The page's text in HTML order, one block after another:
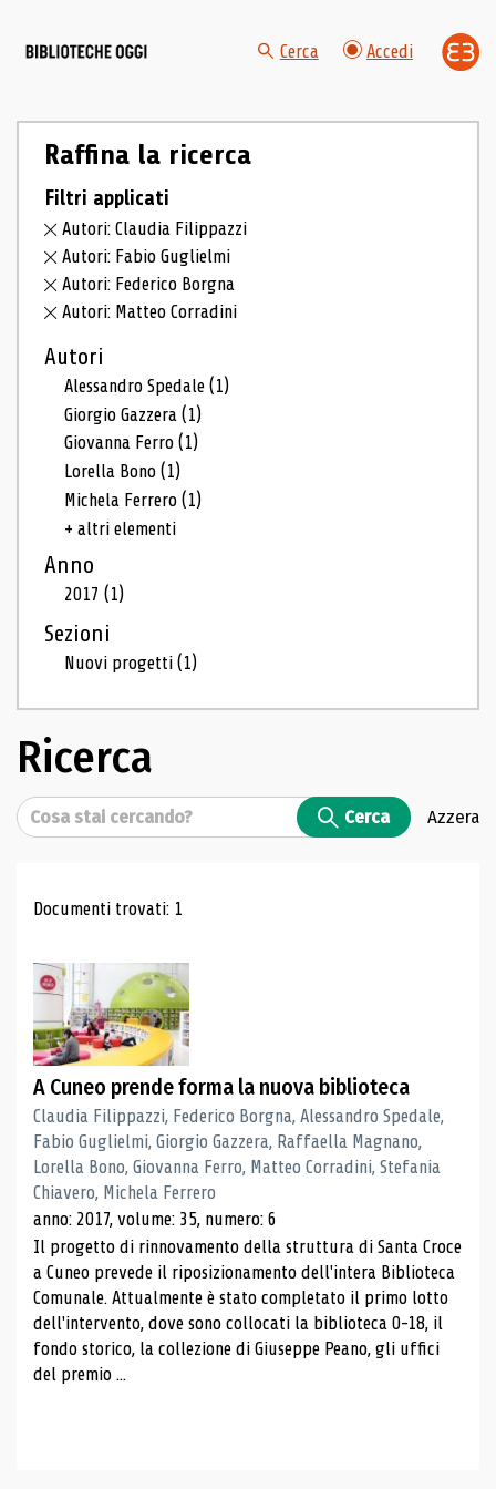
Cerca Accedi
Raffina la ricerca
Filtri applicati
Autori: Claudia Filippazzi
Autori: Fabio Guglielmi
Autori: Federico Borgna
Autori: Matteo Corradini
Autori
Alessandro Spedale(1)
Giorgio Gazzera(1)
Giovanna Ferro(1)
Lorella Bono(1)
Michela Ferrero(1)
+ altri elementi
Anno
2017(1)
Sezioni
Nuovi progetti(1)
Ricerca
Cerca Cerca Azzera
Risultati di ricerca
Documenti trovati: 1
A Cuneo prende forma la nuova biblioteca
Claudia Filippazzi, Federico Borgna, Alessandro Spedale,
Fabio Guglielmi, Giorgio Gazzera, Raffaella Magnano,
Lorella Bono, Giovanna Ferro, Matteo Corradini, Stefania
Chiavero, Michela Ferrero
anno: 2017, volume: 35, numero: 6
Il progetto di rinnovamento della struttura di Santa Croce
a Cuneo prevede il riposizionamento dell'intera Biblioteca
Comunale. Attualmente è stato completato il primo lotto
dell'intervento, dove sono collocati la biblioteca 0-18, il
fondo storico, la collezione di Giuseppe Peano, gli uffici
del premio ...